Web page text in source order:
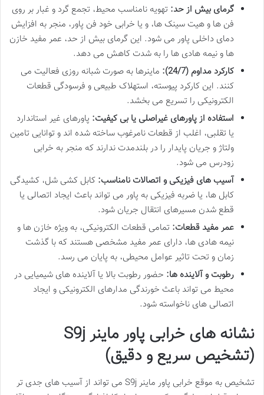
گرمای بیش از حد: تهویه نامناسب محیط، تجمع گرد و غبار بر روی
فن ها و هیت سینک ها، و یا خرابی خود فن پاور، منجر به افزایش
دمای داخلی پاور می شود. این گرمای بیش از حد، عمر مفید خازن
ها و نیمه هادی ها را به شدت کاهش می دهد.
کارکرد مداوم (24/7):
ماینرها به صورت شبانه روزی فعالیت می
کنند. این کارکرد پیوسته، استهلاک طبیعی و فرسودگی قطعات
الکترونیکی را تسریع می بخشد.
استفاده از پاورهای غیراصلی یا بی کیفیت: پاورهای غیر استاندارد
یا تقلبی، اغلب از قطعات نامرغوب ساخته شده اند و توانایی تامین
ولتاژ و جریان پایدار را در بلندمدت ندارند که منجر به خرابی
زودرس می شود.
آسیب های فیزیکی و اتصالات نامناسب: کابل کشی شل، کشیدگی
کابل ها، یا ضربه فیزیکی به پاور می تواند باعث ایجاد اتصالی یا
قطع شدن مسیرهای انتقال جریان شود.
عمر مفید قطعات: تمامی قطعات الکترونیکی، به ویژه خازن ها و
نیمه هادی ها، دارای عمر مفید مشخصی هستند که با گذشت
زمان و تحت تاثیر عوامل محیطی، به پایان می رسد.
رطوبت و آلاینده ها: حضور رطوبت بالا یا آلاینده های شیمیایی در
محیط می تواند باعث خورندگی مدارهای الکترونیکی و ایجاد
اتصالی های ناخواسته شود.
نشانه های خرابی پاور ماینر S9j
(تشخیص سریع و دقیق)
تشخیص به موقع خرابی پاور ماینر S9j می تواند از آسیب های جدی تر